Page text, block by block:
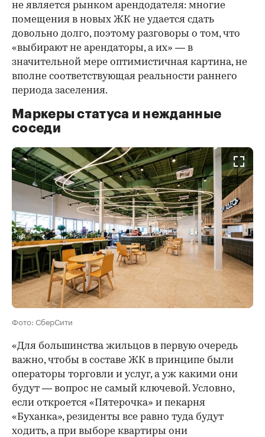
не является рынком арендодателя: многие
помещения в новых ЖК не удается сдать
довольно долго, поэтому разговоры о том, что
«выбирают не арендаторы, а их» — в
значительной мере оптимистичная картина, не
вполне соответствующая реальности раннего
периода заселения.
Маркеры статуса и нежданные
соседи
Фото: СберСити
«Для большинства жильцов в первую очередь
важно, чтобы в составе ЖК в принципе были
операторы торговли и услуг, а уж какими они
будут — вопрос не самый ключевой. Условно,
если откроется «Пятерочка» и пекарня
«Буханка», резиденты все равно туда будут
ходить, а при выборе квартиры они